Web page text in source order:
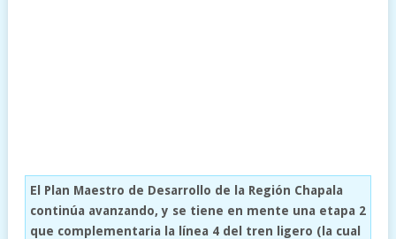
El Plan Maestro de Desarrollo de la Región Chapala
continúa avanzando, y se tiene en mente una etapa 2
que complementaria la línea 4 del tren ligero (la cual